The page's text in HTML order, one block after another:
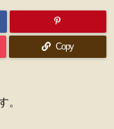
Copy
。